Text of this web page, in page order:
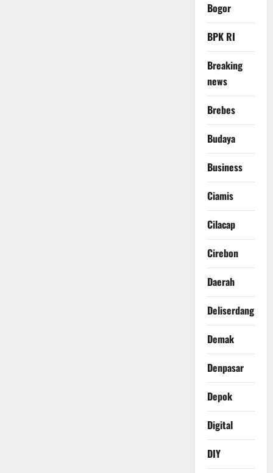
Bogor
BPK RI
Breaking
news
Brebes
Budaya
Business
Ciamis
Cilacap
Cirebon
Daerah
Deliserdang
Demak
Denpasar
Depok
Digital
DIY